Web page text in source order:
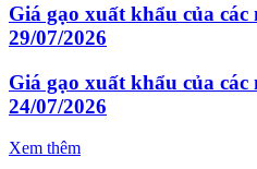
Giá gạo xuất khẩu của
29/07/2026
Giá gạo xuất khẩu của
24/07/2026
Xem thêm